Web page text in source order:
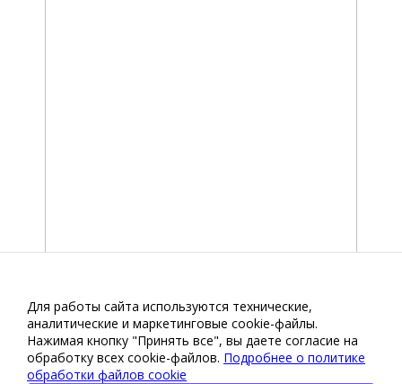
Для работы сайта используются технические,
аналитические и маркетинговые сооkіе-файлы.
Нажимая кнопку "Принять все", вы даете согласие на
обработку всех cookie-файлов. Подробнее о политике
обработки файлов cookie